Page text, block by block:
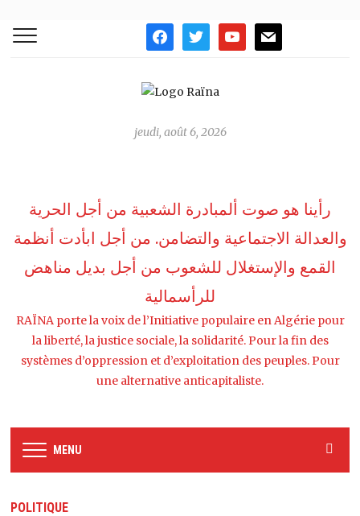
facebooktwitter youtubemail
jeudi, août 6, 2026
رأينا هو صوت ألمبادرة الشعبية من أجل الحرية
والعدالة الاجتماعية والتضامن. من أجل ابأدت أنظمة
القمع واﻹستغلال للشعوب من أجل بديل مناهض
للرأسمالية
RAÏNA porte la voix de l’Initiative populaire en Algérie pour
la liberté, la justice sociale, la solidarité. Pour la fin des
systèmes d’oppression et d’exploitation des peuples. Pour
une alternative anticapitaliste.
MENU
POLITIQUE